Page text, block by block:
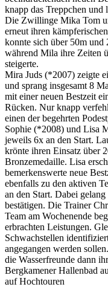
knapp das Treppchen und
Die Zwillinge Mika Tom
erneut ihren
konnte sich über 50m und
während Mila ihre Zeiten
steigerte.
Mira Juds (*2007) zeigte
und sprang insgesamt 8
mit einer neuen Bestzeit
Rücken. Nur knapp
einen der begehrten
Sophie (*2008) und Lisa
jeweils 6x an den Start.
krönte ihren Einsatz über
Bronzemedaille. Lisa
bemerkenswerte neue
ebenfalls zu den aktiven
an den Start. Dabei
bestätigen. Die Trainer
Team am Wochenende
erbrachten Leistungen.
Schwachstellen
angegangen werden
die Wasserfreunde dann
Bergkamener Hallenbad
auf Hochtouren